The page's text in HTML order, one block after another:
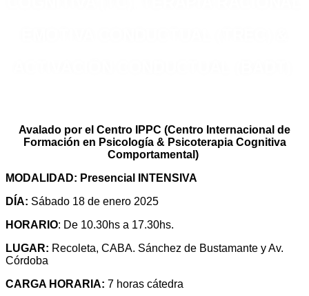
Avalado por el Centro IPPC (Centro Internacional de
Formación en Psicología & Psicoterapia Cognitiva
Comportamental)
MODALIDAD: Presencial INTENSIVA
DÍA: Sábado 18 de enero 2025
HORARIO: De 10.30hs a 17.30hs.
LUGAR: Recoleta, CABA. Sánchez de Bustamante y Av.
Córdoba
CARGA HORARIA: 7 horas cátedra